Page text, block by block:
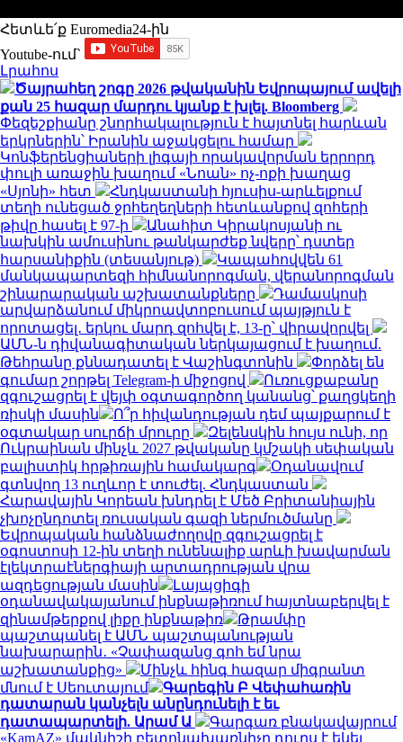
Հետևե՛ք Euromedia24-ին
Youtube-ում`
Լրահոս
Ծայրահեղ շոգը 2026 թվականին Եվրոպայում ավելի
քան 25 հազար մարդու կյանք է խլել. Bloomberg
Փեզեշքիանը շնորհակալություն է հայտնել հարևան
երկրներին՝ Իրանին աջակցելու համար
Կոնֆերենցիաների լիգայի որակավորման երրորդ
փուլի առաջին խաղում «Նոան» ոչ-ոքի խաղաց
«Սյոնի» հետ
Հնդկաստանի հյուսիս-արևելքում
տեղի ունեցած ջրհեղեղների հետևանքով զոհերի
թիվը հասել է 97-ի
Անահիտ Կիրակոսյանի ու
նախկին ամուսինու թանկարժեք նվերը՝ դստեր
հարսանիքին (տեսանյութ)
Կապահովվեն 61
մանկապարտեզի հիմնանորոգման, վերանորոգման
շինարարական աշխատանքները
Դամասկոսի
արվարձանում միկրոավտոբուսում պայթյուն է
որոտացել․ երկու մարդ զոհվել է, 13-ը՝ վիրավորվել
ԱՄՆ-ն դիվանագիտական ներկայացում է խաղում.
Թեհրանը քննադատել է Վաշինգտոնին
Փորձել են
գումար շորթել Telegram-ի միջոցով
Ուռուցքաբանը
զգուշացրել է վեյփ օգտագործող կանանց՝ քաղցկեղի
ռիսկի մասին
Ո՞ր հիվանդության դեմ պայքարում է
օգտակար սուրճի մրուրը
Զելենսկին հույս ունի, որ
Ուկրաինան մինչև 2027 թվականը կմշակի սեփական
բալիստիկ հրթիռային համակարգ
Օդանավում
գտնվող 13 ուղևոր է տուժել. Հնդկաստան
Հարավային Կորեան խնդրել է Մեծ Բրիտանիային
չխոչընդոտել ռուսական գազի ներմուծմանը
Եվրոպական հանձնաժողովը զգուշացրել է
օգոստոսի 12-ին տեղի ունենալիք արևի խավարման
էլեկտրաէներգիայի արտադրության վրա
ազդեցության մասին
Լայպցիգի
օդանավակայանում ինքնաթիռում հայտնաբերվել է
զինամթերքով լիքը ինքնաթիռ
Թրամփը
պաշտպանել է ԱՄՆ պաշտպանության
նախարարին․ «Չափազանց գոհ եմ նրա
աշխատանքից»
Մինչև հինգ հազար միգրանտ
մնում է Սեուտայում
Գարեգին Բ Վեփահառին
դատարան կանչելն անընդունելի է եւ
դատապարտելի. Արամ Ա
Գարգառ բնակավայրում
«KamAZ» մակնիշի բետոնախառնիչը դուրս է եկել